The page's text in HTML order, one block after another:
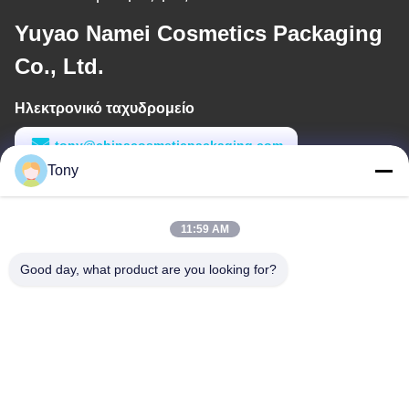
Yuyao Namei Cosmetics Packaging
Co., Ltd.
Ηλεκτρονικό ταχυδρομείο
tony@chinacosmeticpackaging.com
Εργασιακό χρόνο
Tony
11:59 AM
Good day, what product are you looking for?